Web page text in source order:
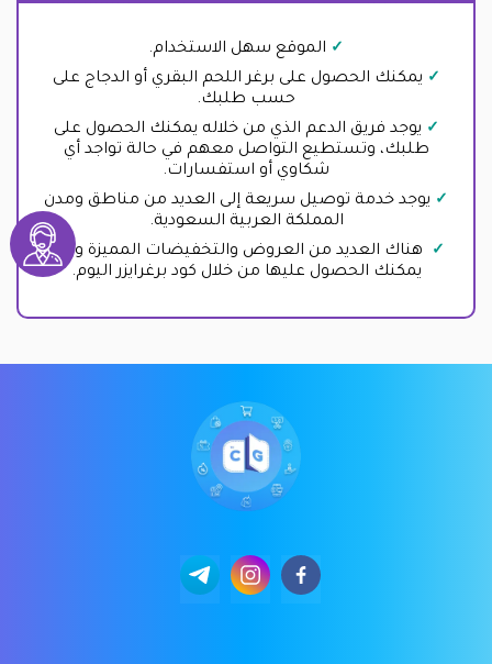
الموقع سهل الاستخدام.
يمكنك الحصول على برغر اللحم البقري أو الدجاج على
حسب طلبك.
يوجد فريق الدعم الذي من خلاله يمكنك الحصول على
طلبك، وتستطيع التواصل معهم في حالة تواجد أي
شكاوي أو استفسارات.
يوجد خدمة توصيل سريعة إلى العديد من مناطق ومدن
المملكة العربية السعودية.
هناك العديد من العروض والتخفيضات المميزة والتي
يمكنك الحصول عليها من خلال كود برغرايزر اليوم.